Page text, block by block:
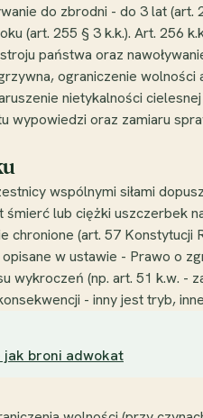
do zbrodni - do 3 lat (art.
(art. 255 § 3 k.k.). Art. 256
państwa oraz
ograniczenie
nietykalności
wypowiedzi oraz zamiaru
wspólnymi siłami
lub ciężki uszczerbek
(art. 57 Konstytucji
w ustawie - Prawo o
(np. art. 51 k.w. -
- inny jest tryb,
jak broni adwokat